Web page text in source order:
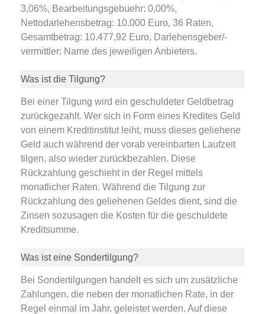
3,06%, Bearbeitungsgebuehr: 0,00%,
Nettodarlehensbetrag: 10.000 Euro, 36 Raten,
Gesamtbetrag: 10.477,92 Euro, Darlehensgeber/-
vermittler: Name des jeweiligen Anbieters.
Was ist die Tilgung?
Bei einer Tilgung wird ein geschuldeter Geldbetrag
zurückgezahlt. Wer sich in Form eines Kredites Geld
von einem Kreditinstitut leiht, muss dieses geliehene
Geld auch während der vorab vereinbarten Laufzeit
tilgen, also wieder zurückbezahlen. Diese
Rückzahlung geschieht in der Regel mittels
monatlicher Raten. Während die Tilgung zur
Rückzahlung des geliehenen Geldes dient, sind die
Zinsen sozusagen die Kosten für die geschuldete
Kreditsumme.
Was ist eine Sondertilgung?
Bei Sondertilgungen handelt es sich um zusätzliche
Zahlungen, die neben der monatlichen Rate, in der
Regel einmal im Jahr, geleistet werden. Auf diese